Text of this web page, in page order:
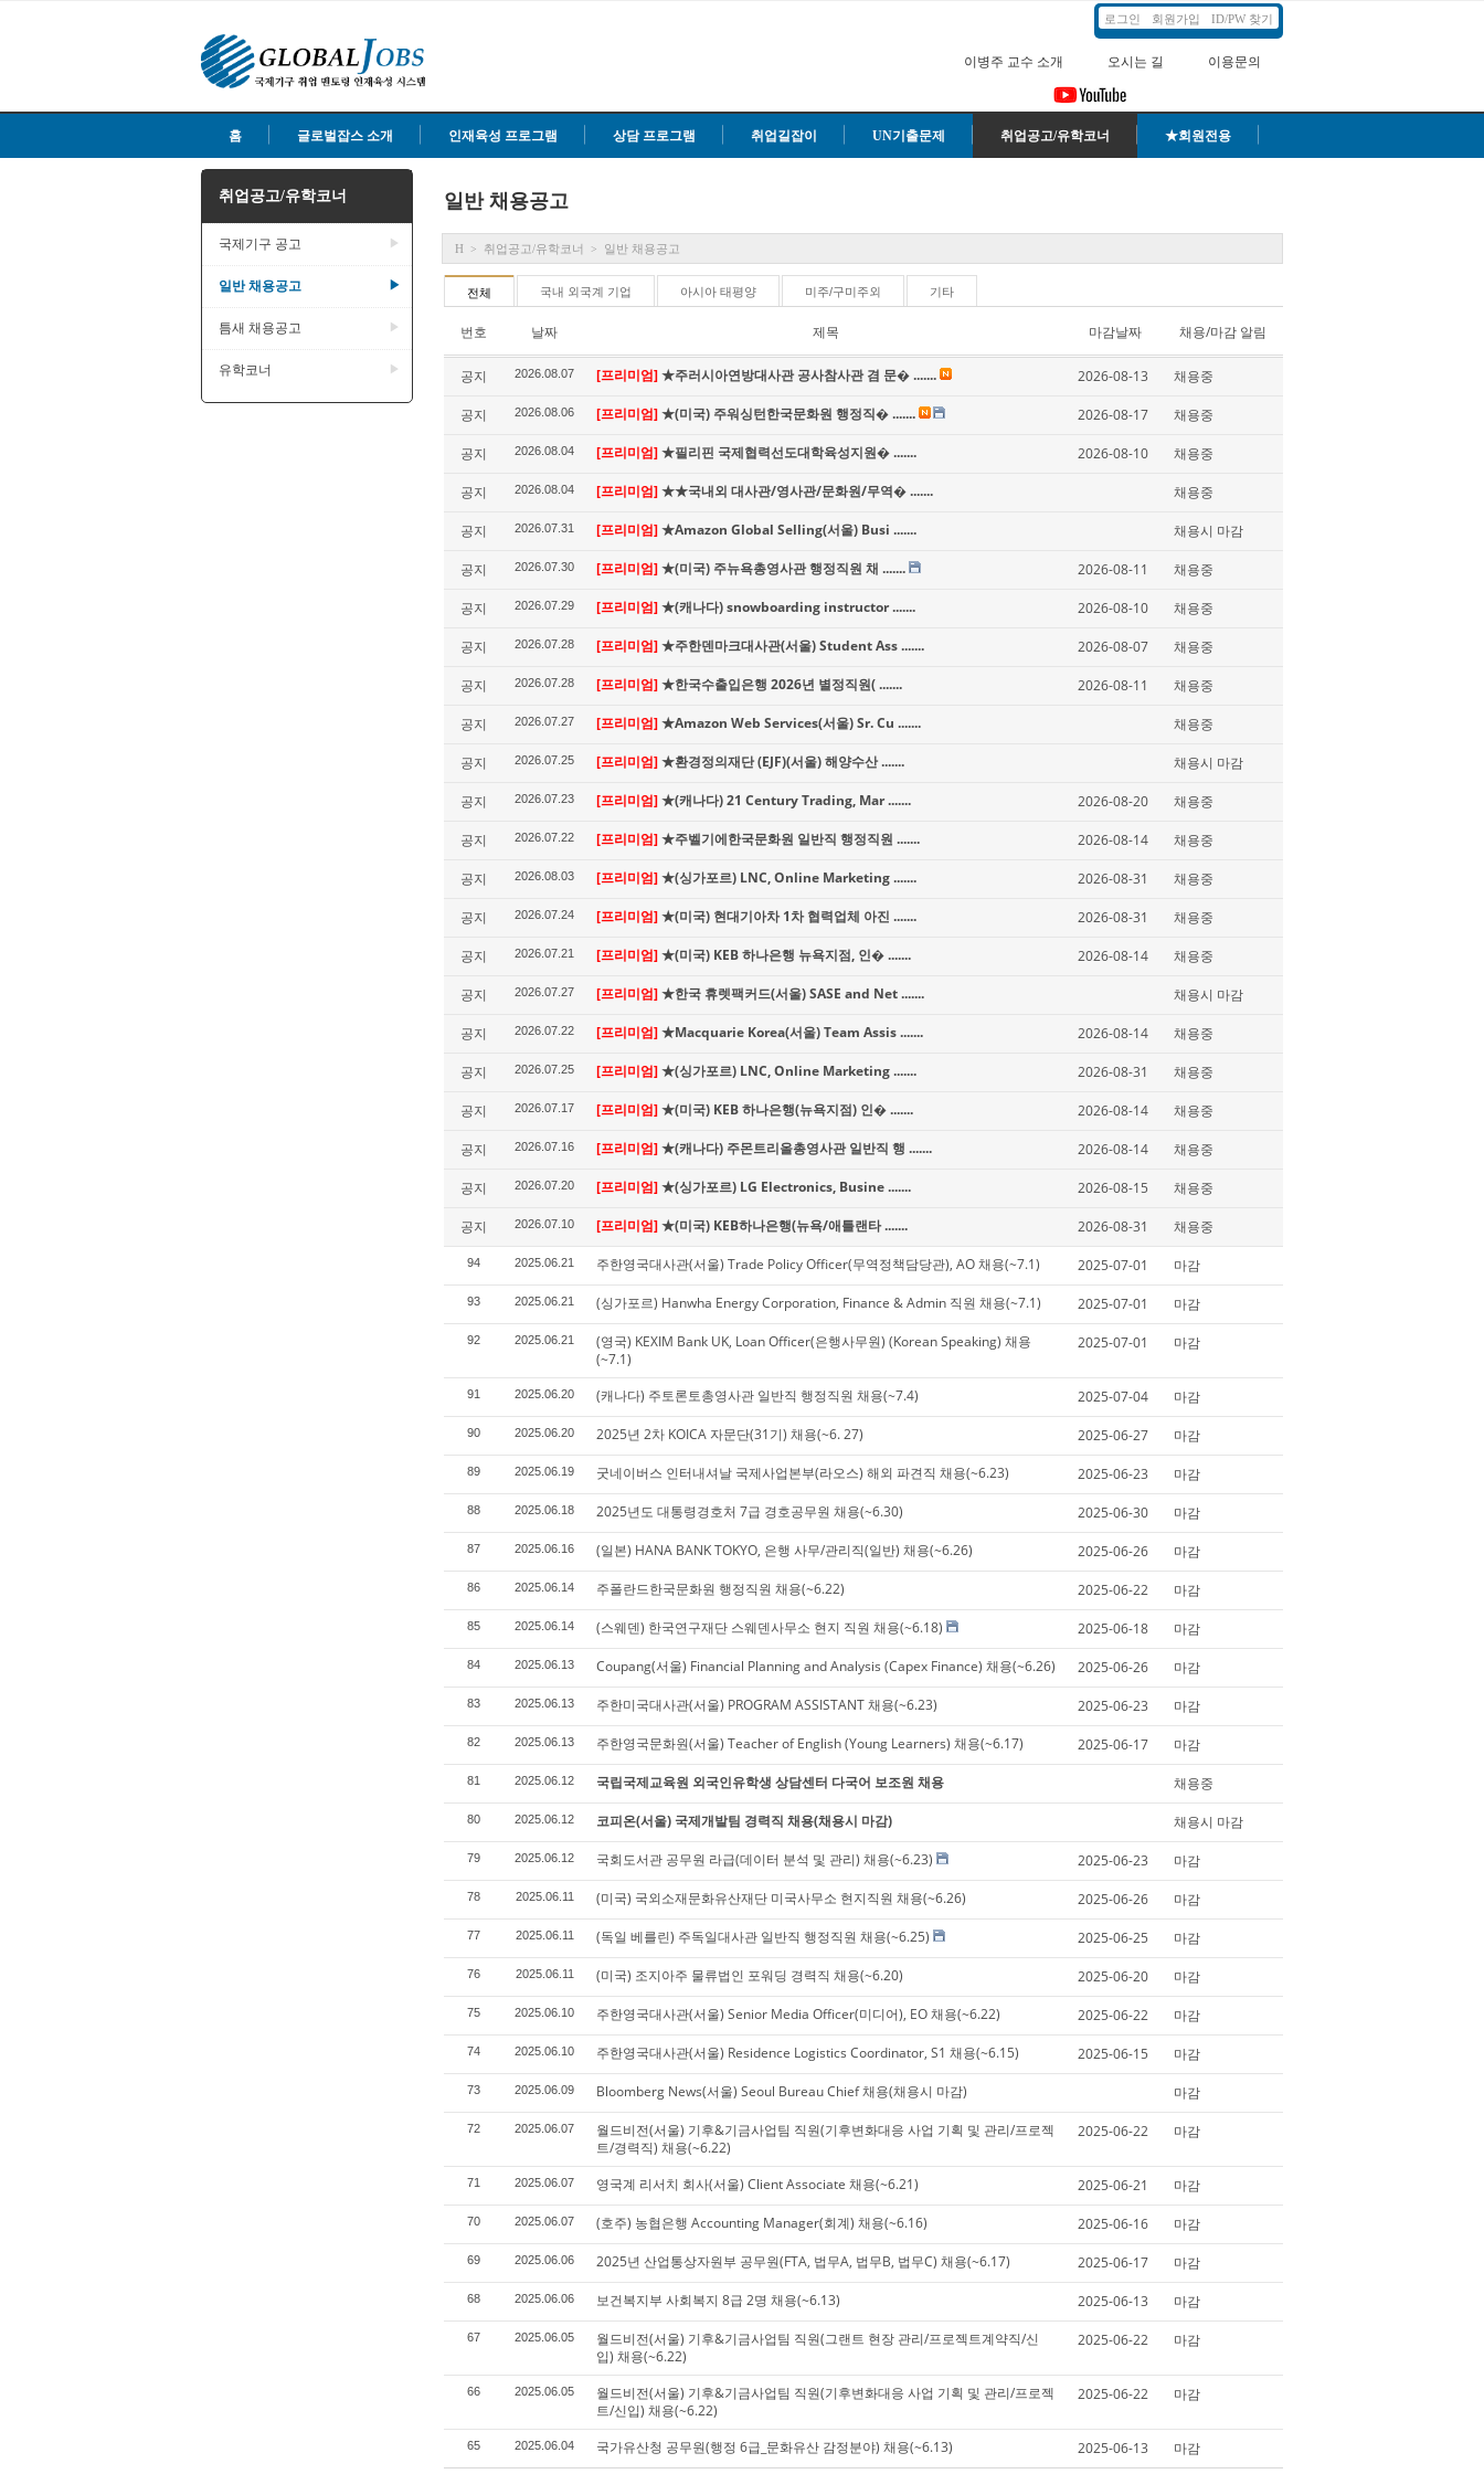
로그인 회원가입 ID/PW 찾기
이병주 교수 소개 오시는 길 이용문의
홈 글로벌잡스 소개 인재육성 프로그램 상담 프로그램 취업길잡이 UN기출문제 취업공고/유학코너 ★회원전용
취업공고/유학코너
국제기구 공고 ▶
일반 채용공고 ▶
틈새 채용공고 ▶
유학코너 ▶
일반 채용공고
H > 취업공고/유학코너 > 일반 채용공고
전체 국내 외국계 기업 아시아 태평양 미주/구미주외 기타
번호 날짜 제목 마감날짜 채용/마감 알림
공지 2026.08.07 [프리미엄]★주러시아연방대사관 공사참사관 겸 문� ....... 2026-08-13 채용중
공지 2026.08.06 [프리미엄]★(미국) 주워싱턴한국문화원 행정직� ....... 2026-08-17 채용중
공지 2026.08.04 [프리미엄]★필리핀 국제협력선도대학육성지원� ....... 2026-08-10 채용중
공지 2026.08.04 [프리미엄]★★국내외 대사관/영사관/문화원/무역� ....... 채용중
공지 2026.07.31 [프리미엄]★Amazon Global Selling(서울) Busi ....... 채용시 마감
공지 2026.07.30 [프리미엄]★(미국) 주뉴욕총영사관 행정직원 채 ....... 2026-08-11 채용중
공지 2026.07.29 [프리미엄]★(캐나다) snowboarding instructor ....... 2026-08-10 채용중
공지 2026.07.28 [프리미엄]★주한덴마크대사관(서울) Student Ass ....... 2026-08-07 채용중
공지 2026.07.28 [프리미엄]★한국수출입은행 2026년 별정직원( ....... 2026-08-11 채용중
공지 2026.07.27 [프리미엄]★Amazon Web Services(서울) Sr. Cu ....... 채용중
공지 2026.07.25 [프리미엄]★환경정의재단 (EJF)(서울) 해양수산 ....... 채용시 마감
공지 2026.07.23 [프리미엄]★(캐나다) 21 Century Trading, Mar ....... 2026-08-20 채용중
공지 2026.07.22 [프리미엄]★주벨기에한국문화원 일반직 행정직원 ....... 2026-08-14 채용중
공지 2026.08.03 [프리미엄]★(싱가포르) LNC, Online Marketing ....... 2026-08-31 채용중
공지 2026.07.24 [프리미엄]★(미국) 현대기아차 1차 협력업체 아진 ....... 2026-08-31 채용중
공지 2026.07.21 [프리미엄]★(미국) KEB 하나은행 뉴욕지점, 인� ....... 2026-08-14 채용중
공지 2026.07.27 [프리미엄]★한국 휴렛팩커드(서울) SASE and Net ....... 채용시 마감
공지 2026.07.22 [프리미엄]★Macquarie Korea(서울) Team Assis ....... 2026-08-14 채용중
공지 2026.07.25 [프리미엄]★(싱가포르) LNC, Online Marketing ....... 2026-08-31 채용중
공지 2026.07.17 [프리미엄]★(미국) KEB 하나은행(뉴욕지점) 인� ....... 2026-08-14 채용중
공지 2026.07.16 [프리미엄]★(캐나다) 주몬트리올총영사관 일반직 행 ....... 2026-08-14 채용중
공지 2026.07.20 [프리미엄]★(싱가포르) LG Electronics, Busine ....... 2026-08-15 채용중
공지 2026.07.10 [프리미엄]★(미국) KEB하나은행(뉴욕/애틀랜타 ....... 2026-08-31 채용중
94 2025.06.21 주한영국대사관(서울) Trade Policy Officer(무역정책담당관), AO 채용(~7.1) 2025-07-01 마감
93 2025.06.21 (싱가포르) Hanwha Energy Corporation, Finance & Admin 직원 채용(~7.1) 2025-07-01 마감
92 2025.06.21
(영국) KEXIM Bank UK, Loan Officer(은행사무원) (Korean Speaking) 채용
(~7.1)
2025-07-01 마감
91 2025.06.20 (캐나다) 주토론토총영사관 일반직 행정직원 채용(~7.4) 2025-07-04 마감
90 2025.06.20 2025년 2차 KOICA 자문단(31기) 채용(~6. 27) 2025-06-27 마감
89 2025.06.19 굿네이버스 인터내셔날 국제사업본부(라오스) 해외 파견직 채용(~6.23) 2025-06-23 마감
88 2025.06.18 2025년도 대통령경호처 7급 경호공무원 채용(~6.30) 2025-06-30 마감
87 2025.06.16 (일본) HANA BANK TOKYO, 은행 사무/관리직(일반) 채용(~6.26) 2025-06-26 마감
86 2025.06.14 주폴란드한국문화원 행정직원 채용(~6.22) 2025-06-22 마감
85 2025.06.14 (스웨덴) 한국연구재단 스웨덴사무소 현지 직원 채용(~6.18) 2025-06-18 마감
84 2025.06.13 Coupang(서울) Financial Planning and Analysis (Capex Finance) 채용(~6.26) 2025-06-26 마감
83 2025.06.13 주한미국대사관(서울) PROGRAM ASSISTANT 채용(~6.23) 2025-06-23 마감
82 2025.06.13 주한영국문화원(서울) Teacher of English (Young Learners) 채용(~6.17) 2025-06-17 마감
81 2025.06.12 국립국제교육원 외국인유학생 상담센터 다국어 보조원 채용 채용중
80 2025.06.12 코피온(서울) 국제개발팀 경력직 채용(채용시 마감) 채용시 마감
79 2025.06.12 국회도서관 공무원 라급(데이터 분석 및 관리) 채용(~6.23) 2025-06-23 마감
78 2025.06.11 (미국) 국외소재문화유산재단 미국사무소 현지직원 채용(~6.26) 2025-06-26 마감
77 2025.06.11 (독일 베를린) 주독일대사관 일반직 행정직원 채용(~6.25) 2025-06-25 마감
76 2025.06.11 (미국) 조지아주 물류법인 포워딩 경력직 채용(~6.20) 2025-06-20 마감
75 2025.06.10 주한영국대사관(서울) Senior Media Officer(미디어), EO 채용(~6.22) 2025-06-22 마감
74 2025.06.10 주한영국대사관(서울) Residence Logistics Coordinator, S1 채용(~6.15) 2025-06-15 마감
73 2025.06.09 Bloomberg News(서울) Seoul Bureau Chief 채용(채용시 마감) 마감
72 2025.06.07
월드비전(서울) 기후&기금사업팀 직원(기후변화대응 사업 기획 및 관리/프로젝
트/경력직) 채용(~6.22)
2025-06-22 마감
71 2025.06.07 영국계 리서치 회사(서울) Client Associate 채용(~6.21) 2025-06-21 마감
70 2025.06.07 (호주) 농협은행 Accounting Manager(회계) 채용(~6.16) 2025-06-16 마감
69 2025.06.06 2025년 산업통상자원부 공무원(FTA, 법무A, 법무B, 법무C) 채용(~6.17) 2025-06-17 마감
68 2025.06.06 보건복지부 사회복지 8급 2명 채용(~6.13) 2025-06-13 마감
67 2025.06.05
월드비전(서울) 기후&기금사업팀 직원(그랜트 현장 관리/프로젝트계약직/신
입) 채용(~6.22)
2025-06-22 마감
66 2025.06.05
월드비전(서울) 기후&기금사업팀 직원(기후변화대응 사업 기획 및 관리/프로젝
트/신입) 채용(~6.22)
2025-06-22 마감
65 2025.06.04 국가유산청 공무원(행정 6급_문화유산 감정분야) 채용(~6.13) 2025-06-13 마감